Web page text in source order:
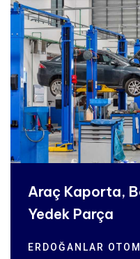
Araç Kaporta,
Yedek Parça
ERDOĞANLAR